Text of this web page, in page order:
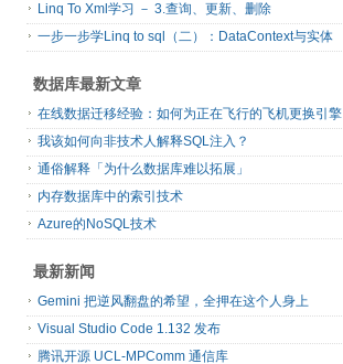
Linq To Xml学习 － 3.查询、更新、删除
一步一步学Linq to sql（二）：DataContext与实体
数据库最新文章
在线数据迁移经验：如何为正在飞行的飞机更换引擎
我该如何向非技术人解释SQL注入？
通俗解释「为什么数据库难以拓展」
内存数据库中的索引技术
Azure的NoSQL技术
最新新闻
Gemini 把逆风翻盘的希望，全押在这个人身上
Visual Studio Code 1.132 发布
腾讯开源 UCL-MPComm 通信库